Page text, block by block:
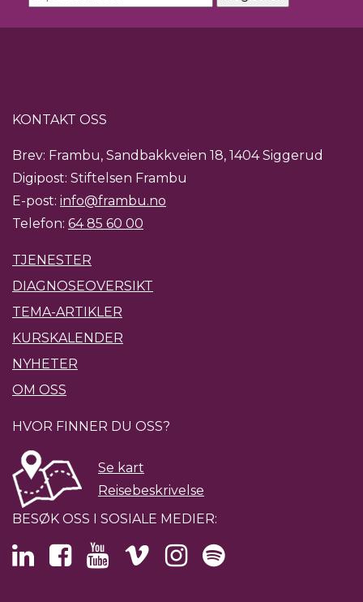
KONTAKT OSS
Brev: Frambu, Sandbakkveien 18, 1404 Siggerud
Digipost: Stiftelsen Frambu
E-post: info@frambu.no
Telefon: 64 85 60 00
TJENESTER
DIAGNOSEOVERSIKT
TEMA-ARTIKLER
KURSKALENDER
NYHETER
OM OSS
HVOR FINNER DU OSS?
Se kart
Reisebeskrivelse
BESØK OSS I SOSIALE MEDIER: